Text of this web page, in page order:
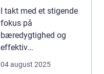
og
ressourcegenanve
ndelse
I takt med et stigende
fokus på
bæredygtighed og
effektiv
ressourceudnyttelse
04 august 2025